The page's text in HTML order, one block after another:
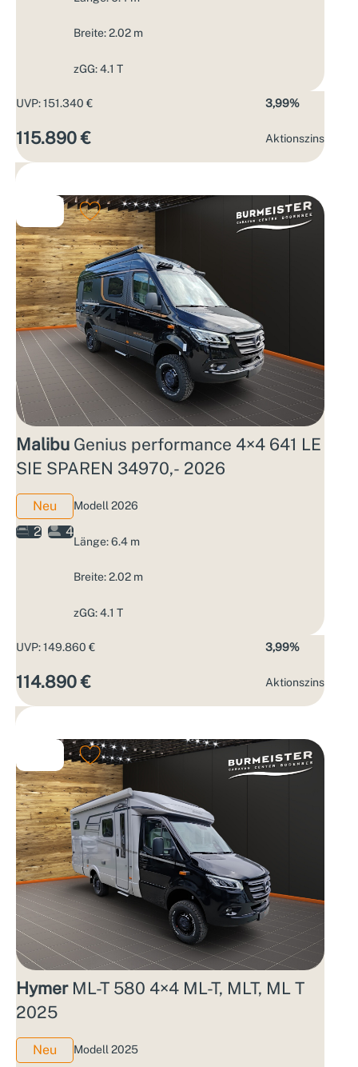
Breite: 2.02 m
zGG: 4.1 T
UVP: 151.340 €
115.890 €
3,99%
Aktions­zins
Malibu Genius performance 4×4 641 LE
SIE SPAREN 34970,- 2026
Neu
2
4
Modell 2026
Länge: 6.4 m
Breite: 2.02 m
zGG: 4.1 T
UVP: 149.860 €
114.890 €
3,99%
Aktions­zins
HymerML-T 580 4×4 ML-T, MLT, ML T
2025
Neu
Modell 2025